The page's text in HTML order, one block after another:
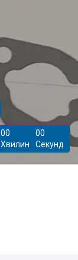
00
Хвилин
00
Секунд